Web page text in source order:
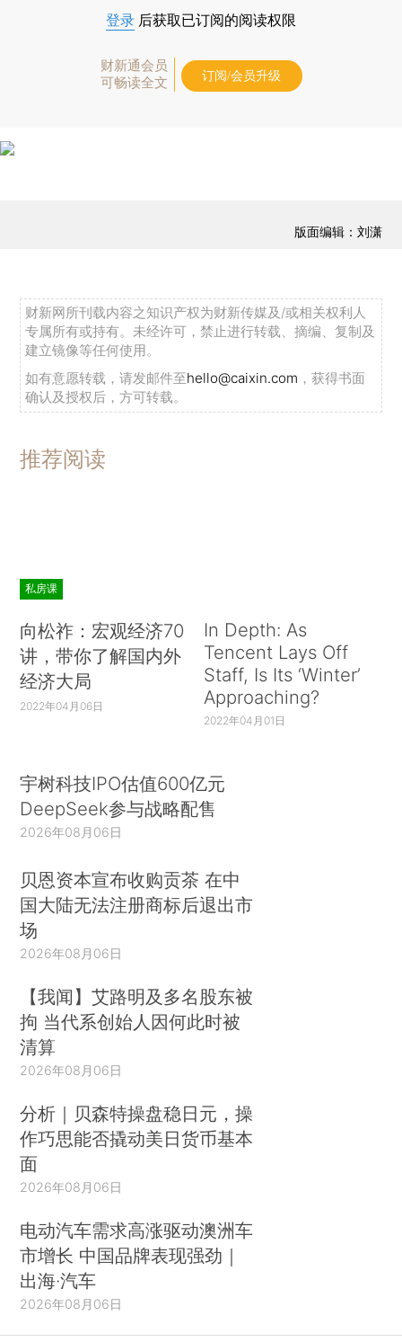
登录 后获取已订阅的阅读权限
财新通会员
可畅读全文
订阅/会员升级
版面编辑：刘潇
财新网所刊载内容之知识产权为财新传媒及/或相关权利人
专属所有或持有。未经许可，禁止进行转载、摘编、复制及
建立镜像等任何使用。
如有意愿转载，请发邮件至hello@caixin.com ，获得书面
确认及授权后，方可转载。
推荐阅读
私房课
向松祚：宏观经济70
讲，带你了解国内外
经济大局
2022年04月06日
In Depth: As
Tencent Lays Off
Staff, Is Its ‘Winter’
Approaching?
2022年04月01日
宇树科技IPO估值600亿元
DeepSeek参与战略配售
2026年08月06日
贝恩资本宣布收购贡茶 在中
国大陆无法注册商标后退出市
场
2026年08月06日
【我闻】艾路明及多名股东被
拘 当代系创始人因何此时被
清算
2026年08月06日
分析｜贝森特操盘稳日元，操
作巧思能否撬动美日货币基本
面
2026年08月06日
电动汽车需求高涨驱动澳洲车
市增长 中国品牌表现强劲｜
出海·汽车
2026年08月06日